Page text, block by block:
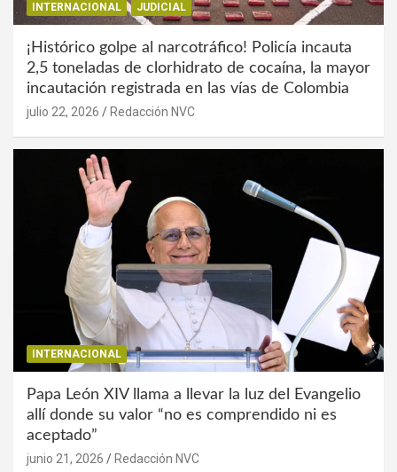
INTERNACIONAL JUDICIAL
¡Histórico golpe al narcotráfico! Policía incauta
2,5 toneladas de clorhidrato de cocaína, la mayor
incautación registrada en las vías de Colombia
julio 22, 2026 Redacción NVC
INTERNACIONAL
Papa León XIV llama a llevar la luz del Evangelio
allí donde su valor “no es comprendido ni es
aceptado”
junio 21, 2026 Redacción NVC